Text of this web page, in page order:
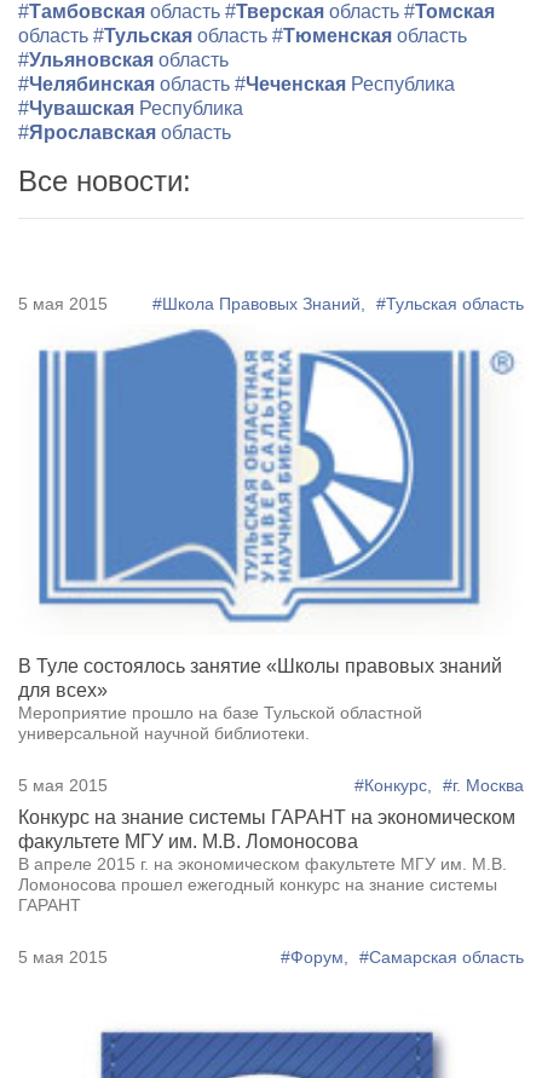
#Тамбовская область #Тверская область #Томская
область #Тульская область #Тюменская область
#Ульяновская область
#Челябинская область #Чеченская Республика
#Чувашская Республика
#Ярославская область
Все новости:
5 мая 2015 #Школа Правовых Знаний, #Тульская область
В Туле состоялось занятие «Школы правовых знаний
для всех»
Мероприятие прошло на базе Тульской областной
универсальной научной библиотеки.
5 мая 2015 #Конкурс, #г. Москва
Конкурс на знание системы ГАРАНТ на экономическом
факультете МГУ им. М.В. Ломоносова
В апреле 2015 г. на экономическом факультете МГУ им. М.В.
Ломоносова прошел ежегодный конкурс на знание системы
ГАРАНТ
5 мая 2015 #Форум, #Самарская область